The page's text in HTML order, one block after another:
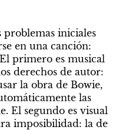
iniciales
en una canción:
primero es musical
derechos de autor:
la obra de Bowie,
las
El segundo es visual
imposibilidad: la de